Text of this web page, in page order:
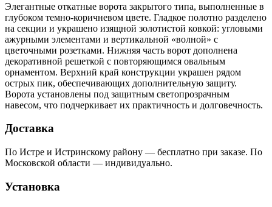
Элегантные откатные ворота закрытого типа, выполненные в
глубоком темно-коричневом цвете. Гладкое полотно разделено
на секции и украшено изящной золотистой ковкой: угловыми
ажурными элементами и вертикальной «волной» с
цветочными розетками. Нижняя часть ворот дополнена
декоративной решеткой с повторяющимся овальным
орнаментом. Верхний край конструкции украшен рядом
острых пик, обеспечивающих дополнительную защиту.
Ворота установлены под защитным светопрозрачным
навесом, что подчеркивает их практичность и долговечность.
Доставка
По Истре и Истринскому району — бесплатно при заказе. По
Московской области — индивидуально.
Установка